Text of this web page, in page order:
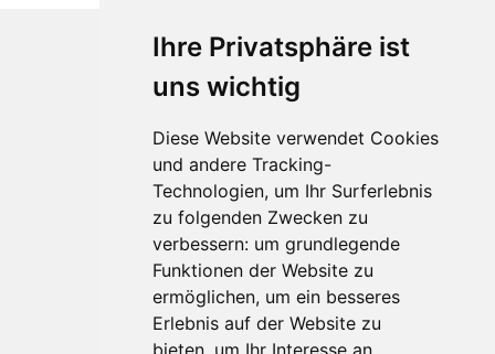
Ihre Privatsphäre ist
uns wichtig
Diese Website verwendet Cookies
und andere Tracking-
Technologien, um Ihr Surferlebnis
zu folgenden Zwecken zu
verbessern: um grundlegende
Funktionen der Website zu
ermöglichen, um ein besseres
Erlebnis auf der Website zu
bieten, um Ihr Interesse an
Für Makler:innen
Über Uns
Vorteile
Kontakt
Software Partner